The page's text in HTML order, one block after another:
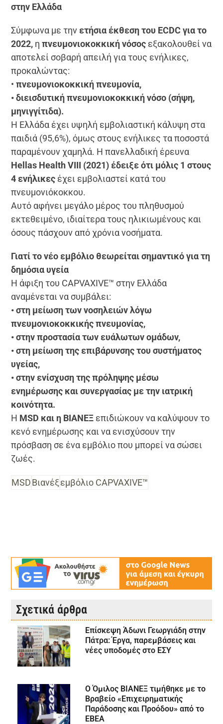
στην Ελλάδα
Σύμφωνα με την ετήσια έκθεση του ECDC για το
2022, ηπνευμονιοκοκκική νόσος εξακολουθεί να
αποτελεί σοβαρή απειλή για τους ενήλικες,
προκαλώντας:
• πνευμονιοκοκκική πνευμονία,
• διεισδυτική πνευμονιοκοκκική νόσο (σήψη,
μηνιγγίτιδα).
Η Ελλάδα έχει υψηλή εμβολιαστική κάλυψη στα
παιδιά (95,6%), όμως στους ενήλικες τα ποσοστά
παραμένουν χαμηλά. Η πανελλαδική έρευνα
Hellas Health VIII (2021) έδειξε ότι μόλις 1 στους
4 ενήλικες έχει εμβολιαστεί κατά του
πνευμονιόκοκκου.
Αυτό αφήνει μεγάλο μέρος του πληθυσμού
εκτεθειμένο, ιδιαίτερα τους ηλικιωμένους και
όσους πάσχουν από χρόνια νοσήματα.
Γιατί το νέο εμβόλιο θεωρείται σημαντικό για τη
δημόσια υγεία
Η άφιξη του CAPVAXIVE™ στην Ελλάδα
αναμένεται να συμβάλει:
• στη μείωση των νοσηλειών λόγω
πνευμονιοκοκκικής πνευμονίας,
• στην προστασία των ευάλωτων ομάδων,
• στη μείωση της επιβάρυνσης του συστήματος
υγείας,
• στην ενίσχυση της πρόληψης μέσω
ενημέρωσης και συνεργασίας με την ιατρική
κοινότητα.
Η MSD και η ΒΙΑΝΕΞ επιδιώκουν να καλύψουν το
κενό ενημέρωσης και να ενισχύσουν την
πρόσβαση σε ένα εμβόλιο που μπορεί να σώσει
ζωές.
MSDΒιανέξεμβόλιο CAPVAXIVE™
Σχετικά άρθρα
Επίσκεψη Άδωνι Γεωργιάδη στην
Πάτρα: Έργα, παρεμβάσεις και
νέες υποδομές στο ΕΣΥ
Ο Όμιλος ΒΙΑΝΕΞ τιμήθηκε με το
Βραβείο «Επιχειρηματικής
Παράδοσης και Προόδου» από το
ΕΒΕΑ